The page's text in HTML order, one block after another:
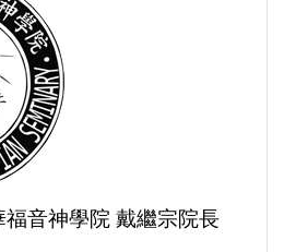
福音神學院 戴繼宗院長